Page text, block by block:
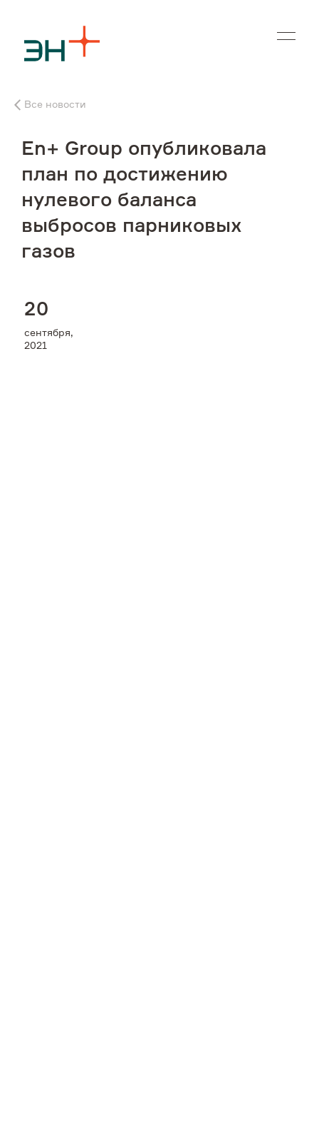
О нас
Чем мы занимаемся
Инвесторам
Устойчивое развитие
Пресс-центр
Все новости
En+ Group опубликовала
план по достижению
нулевого баланса
выбросов парниковых
газов
20
сентября,
2021